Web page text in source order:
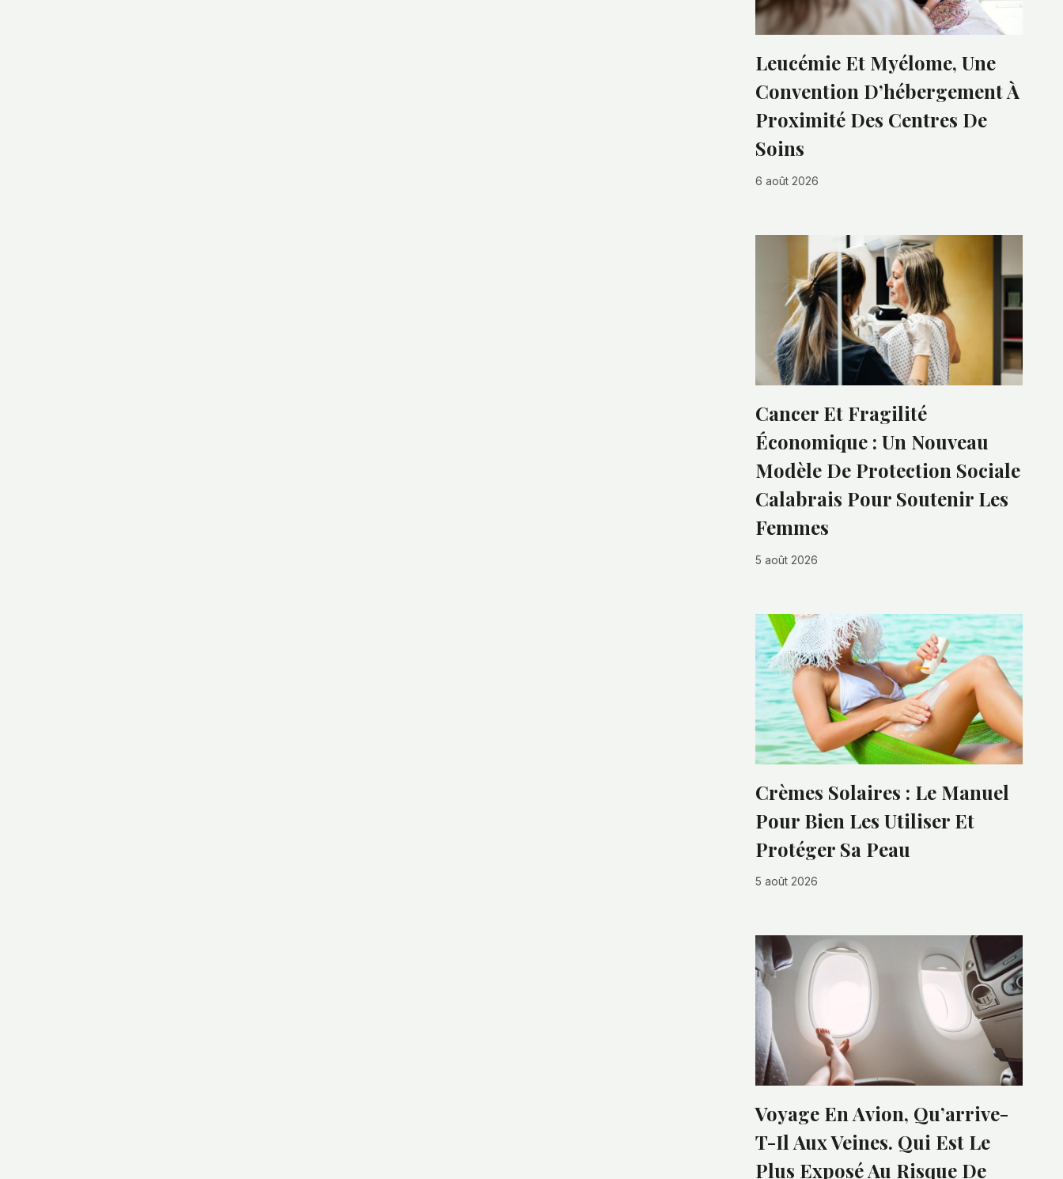
Leucémie Et Myélome, Une
Convention D’hébergement À
Proximité Des Centres De
Soins
6 août 2026
Cancer Et Fragilité
Économique : Un Nouveau
Modèle De Protection Sociale
Calabrais Pour Soutenir Les
Femmes
5 août 2026
Crèmes Solaires : Le Manuel
Pour Bien Les Utiliser Et
Protéger Sa Peau
5 août 2026
Voyage En Avion, Qu’arrive-
T-Il Aux Veines. Qui Est Le
Plus Exposé Au Risque De